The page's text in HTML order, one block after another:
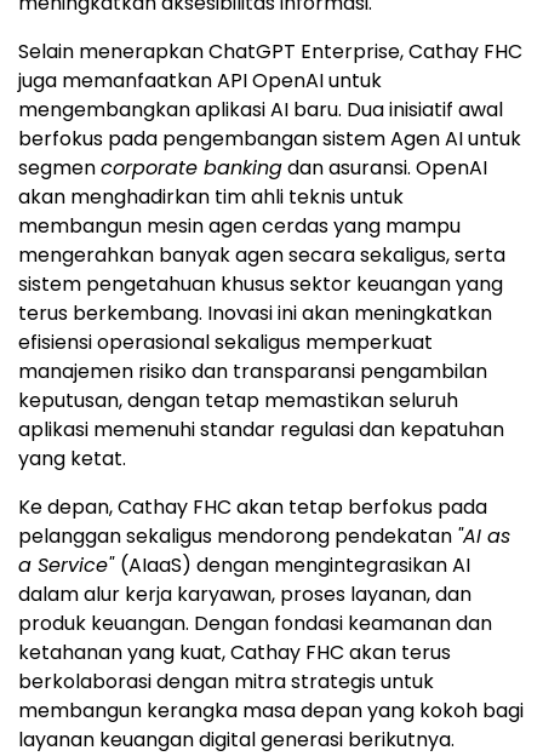
Selain menerapkan ChatGPT Enterprise, Cathay FHC
juga memanfaatkan API OpenAI untuk
mengembangkan aplikasi AI baru. Dua inisiatif awal
berfokus pada pengembangan sistem Agen AI untuk
segmencorporate bankingdan asuransi. OpenAI
akan menghadirkan tim ahli teknis untuk
membangun mesin agen cerdas yang mampu
mengerahkan banyak agen secara sekaligus, serta
sistem pengetahuan khusus sektor keuangan yang
terus berkembang. Inovasi ini akan meningkatkan
efisiensi operasional sekaligus memperkuat
manajemen risiko dan transparansi pengambilan
keputusan, dengan tetap memastikan seluruh
aplikasi memenuhi standar regulasi dan kepatuhan
yang ketat.
Ke depan, Cathay FHC akan tetap berfokus pada
pelanggan sekaligus mendorong pendekatan "AI as
a Service" (AIaaS) dengan mengintegrasikan AI
dalam alur kerja karyawan, proses layanan, dan
produk keuangan. Dengan fondasi keamanan dan
ketahanan yang kuat, Cathay FHC akan terus
berkolaborasi dengan mitra strategis untuk
membangun kerangka masa depan yang kokoh bagi
layanan keuangan digital generasi berikutnya.